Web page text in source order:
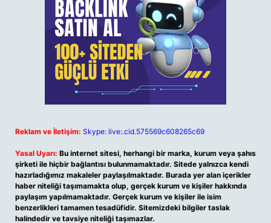
Reklam ve İletişim: Skype: live:.cid.575569c608265c69
Yasal Uyarı: Bu internet sitesi, herhangi bir marka, kurum veya şahıs
şirketi ile hiçbir bağlantısı bulunmamaktadır. Sitede yalnızca kendi
hazırladığımız makaleler paylaşılmaktadır. Burada yer alan içerikler
haber niteliği taşımamakta olup, gerçek kurum ve kişiler hakkında
paylaşım yapılmamaktadır. Gerçek kurum ve kişiler ile isim
benzerlikleri tamamen tesadüfidir. Sitemizdeki bilgiler taslak
halindedir ve tavsiye niteliği taşımazlar.